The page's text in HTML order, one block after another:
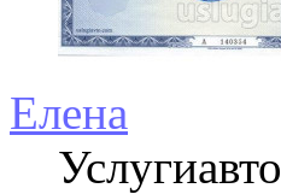
Елена
Услугиавто